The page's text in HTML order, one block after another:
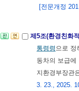
[전문개정
제5조(환경친화
통령령 으로 정
동차의 보급에
지환경부장관
3. 23., 2025.